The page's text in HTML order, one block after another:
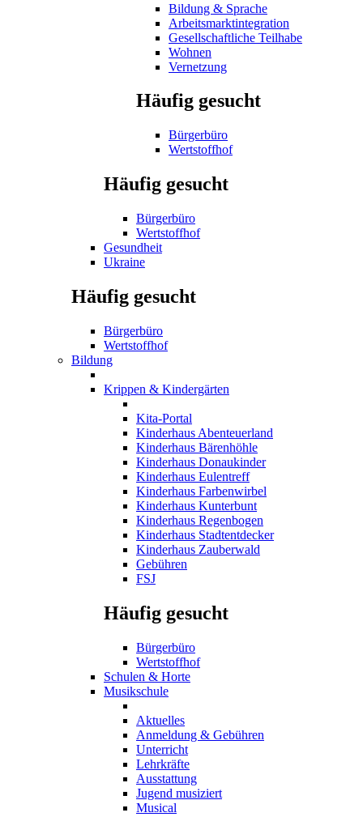
Bildung & Sprache
Arbeitsmarktintegration
Gesellschaftliche Teilhabe
Wohnen
Vernetzung
Häufig gesucht
Bürgerbüro
Wertstoffhof
Häufig gesucht
Bürgerbüro
Wertstoffhof
Gesundheit
Ukraine
Häufig gesucht
Bürgerbüro
Wertstoffhof
Bildung
Krippen & Kindergärten
Kita-Portal
Kinderhaus Abenteuerland
Kinderhaus Bärenhöhle
Kinderhaus Donaukinder
Kinderhaus Eulentreff
Kinderhaus Farbenwirbel
Kinderhaus Kunterbunt
Kinderhaus Regenbogen
Kinderhaus Stadtentdecker
Kinderhaus Zauberwald
Gebühren
FSJ
Häufig gesucht
Bürgerbüro
Wertstoffhof
Schulen & Horte
Musikschule
Aktuelles
Anmeldung & Gebühren
Unterricht
Lehrkräfte
Ausstattung
Jugend musiziert
Musical